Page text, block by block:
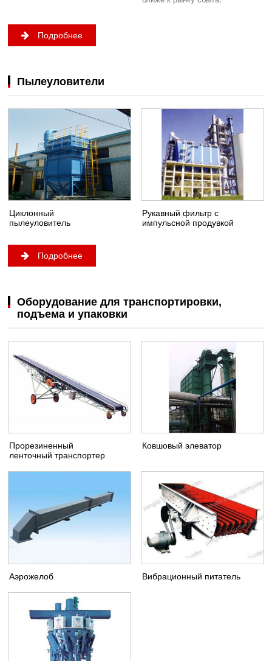
Подробнее
Пылеуловители
Циклонный
пылеуловитель
Рукавный фильтр с
импульсной продувкой
Подробнее
Оборудование для транспортировки,
подъема и упаковки
Прорезиненный
ленточный транспортер
Ковшовый элеватор
Аэрожелоб Вибрационный питатель